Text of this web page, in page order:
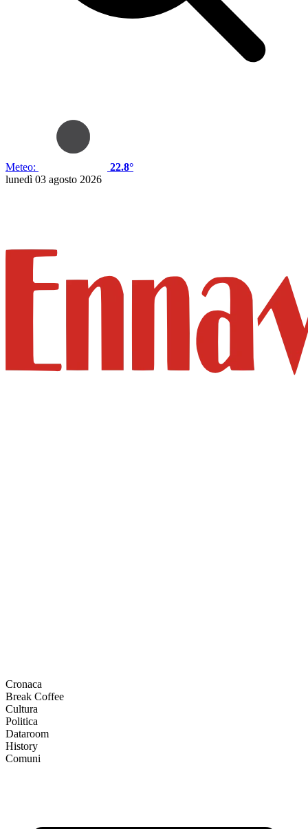
Meteo:
22.8°
lunedì 03 agosto 2026
Cronaca
Break Coffee
Cultura
Politica
Dataroom
History
Comuni